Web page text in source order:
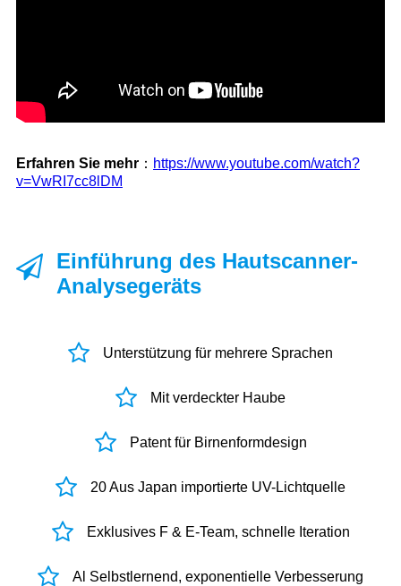
Erfahren Sie mehr ： https://www.youtube.com/watch?
v=VwRI7cc8lDM
Einführung des Hautscanner-
Analysegeräts
Unterstützung für mehrere Sprachen
Mit verdeckter Haube
Patent für Birnenformdesign
20 Aus Japan importierte UV-Lichtquelle
Exklusives F & E-Team, schnelle Iteration
Al Selbstlernend, exponentielle Verbesserung